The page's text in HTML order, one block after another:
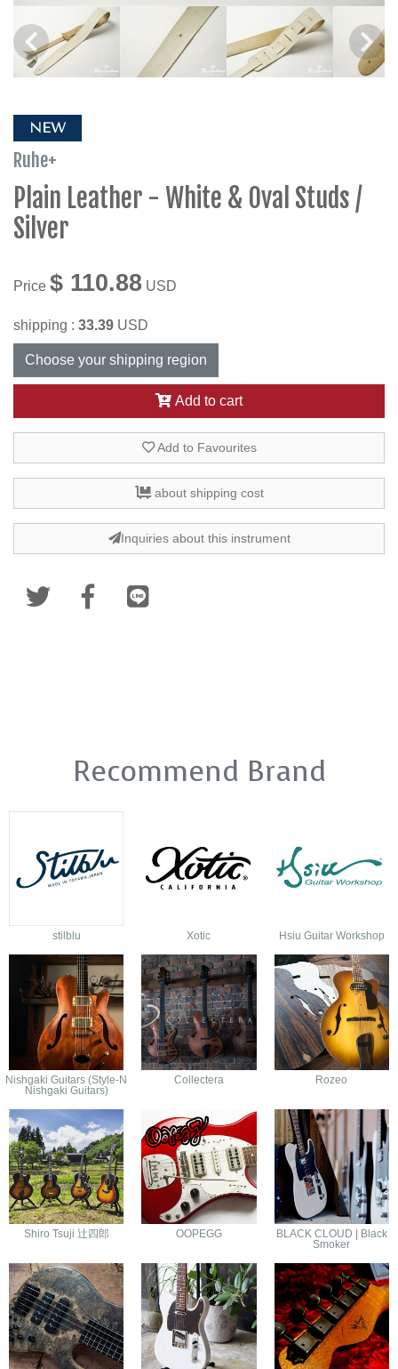
NEW
Ruhe+
Plain Leather - White & Oval Studs /
Silver
Price $ 110.88 USD
shipping : 33.39 USD
Choose your shipping region
Add to cart
Add to Favourites
about shipping cost
Inquiries about this instrument
Recommend Brand
stilblu Xotic Hsiu Guitar Workshop
Nishgaki Guitars (Style-N
Nishgaki Guitars)
Collectera Rozeo
Shiro Tsuji 辻四郎 OOPEGG
BLACK CLOUD | Black
Smoker